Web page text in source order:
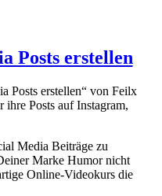
Posts erstellen
Posts erstellen“ von Feilx
Posts auf Instagram,
Media Beiträge zu
Marke Humor nicht
Online-Videokurs die